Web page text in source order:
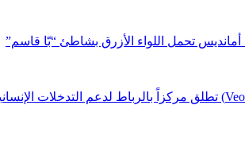
أمانديس تحمل اللواء الأزرق بشاطئ “بّا قاسم”